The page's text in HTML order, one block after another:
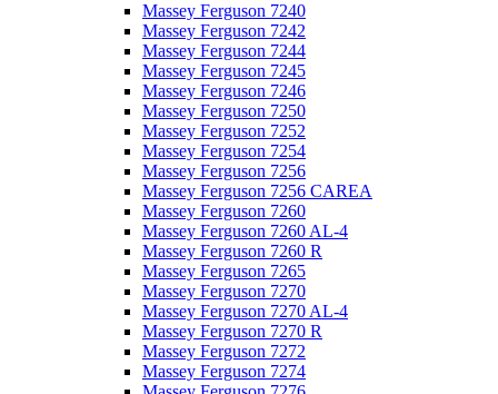
Massey Ferguson 7240
Massey Ferguson 7242
Massey Ferguson 7244
Massey Ferguson 7245
Massey Ferguson 7246
Massey Ferguson 7250
Massey Ferguson 7252
Massey Ferguson 7254
Massey Ferguson 7256
Massey Ferguson 7256 CAREA
Massey Ferguson 7260
Massey Ferguson 7260 AL-4
Massey Ferguson 7260 R
Massey Ferguson 7265
Massey Ferguson 7270
Massey Ferguson 7270 AL-4
Massey Ferguson 7270 R
Massey Ferguson 7272
Massey Ferguson 7274